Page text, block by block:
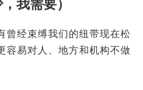
我需要）
曾经束缚我们的纽带现在松
容易对人、地方和机构不做